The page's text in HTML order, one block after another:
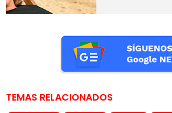
TEMAS RELACIONADOS